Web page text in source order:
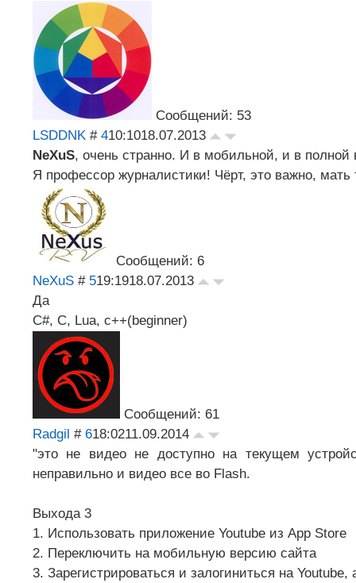
Сообщений: 53
LSDDNK # 410:1018.07.2013
NeXuS, очень странно. И в мобильной, и в полной
Я профессор журналистики! Чёрт, это важно,
Сообщений: 6
NeXuS # 519:1918.07.2013
Да
C#, C, Lua, c++(beginner)
Сообщений: 61
Radgil # 618:0211.09.2014
"это не видео не доступно на текущем
неправильно и видео все во Flash.
Выхода 3
1. Использовать приложение Youtube из App Store
2. Переключить на мобильную версию сайта
3. Зарегистрироваться и залогиниться на